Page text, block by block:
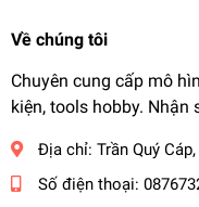
Về chúng tôi
Chuyên cung cấp mô
kiện, tools hobby. Nhận
Địa chỉ: Trần Quý
Số điện thoại: